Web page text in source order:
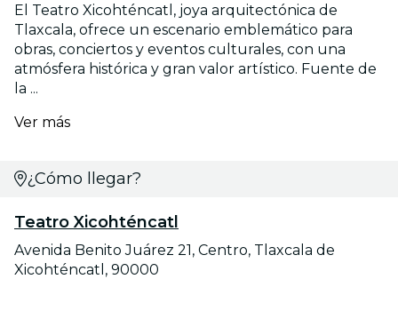
El Teatro Xicohténcatl, joya arquitectónica de
Tlaxcala, ofrece un escenario emblemático para
obras, conciertos y eventos culturales, con una
atmósfera histórica y gran valor artístico. Fuente de
la ...
Ver más
¿Cómo llegar?
Teatro Xicohténcatl
Avenida Benito Juárez 21, Centro, Tlaxcala de
Xicohténcatl, 90000